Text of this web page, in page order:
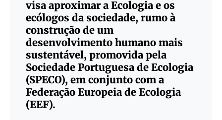
visa aproximar a Ecologia e os
ecólogos da sociedade, rumo à
construção de um
desenvolvimento humano mais
sustentável, promovida pela
Sociedade Portuguesa de Ecologia
(SPECO), em conjunto com a
Federação Europeia de Ecologia
(EEF).